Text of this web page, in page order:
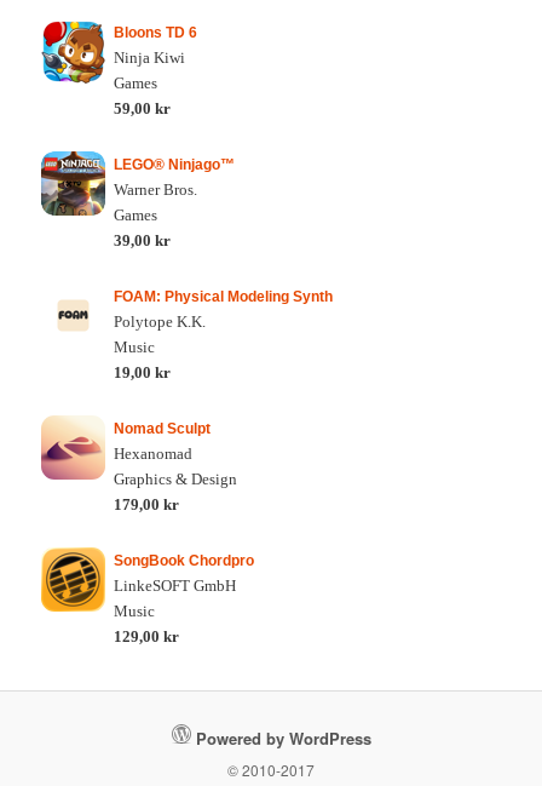
Bloons TD 6
Ninja Kiwi
Games
59,00 kr
LEGO® Ninjago™
Warner Bros.
Games
39,00 kr
FOAM: Physical Modeling Synth
Polytope K.K.
Music
19,00 kr
Nomad Sculpt
Hexanomad
Graphics & Design
179,00 kr
SongBook Chordpro
LinkeSOFT GmbH
Music
129,00 kr
Powered by WordPress
© 2010-2017